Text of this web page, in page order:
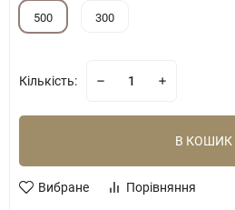
500 300
Кількість:
В КОШИК
Вибране Порівняння